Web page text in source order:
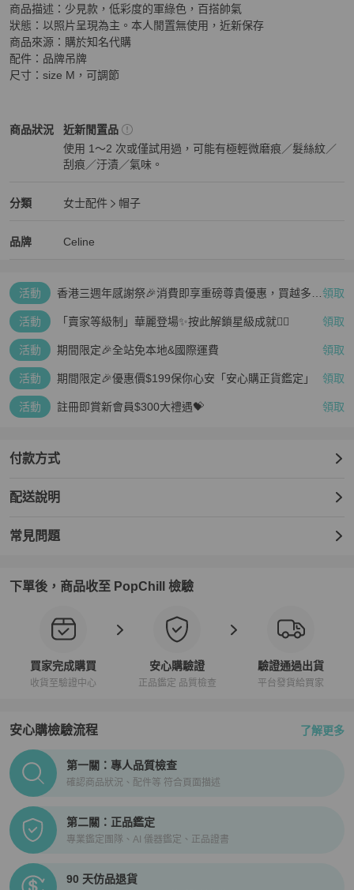
商品描述：少見款，低彩度的軍綠色，百搭帥氣
狀態：以照片呈現為主。本人閒置無使用，近新保存
商品來源：購於知名代購
配件：品牌吊牌
尺寸：size M，可調節
商品狀況
Celine女士配件商品狀態與細節
近新閒置品
使用 1～2 次或僅試用過，可能有極輕微磨痕／髮絲紋／
刮痕／汙漬／氣味。
分類
Celine 女士配件分類資訊
女士配件
帽子
品牌
Celine 女士配件
Celine
Celine 推薦清單
活動
香港三週年感謝祭🎉消費即享重磅尊貴優惠，買越多、 領取
活動 「賣家等級制」華麗登場✨按此解鎖星級成就👆🏻 領取
活動 期間限定🎉全站免本地&國際運費 領取
活動 期間限定🎉優惠價$199保你心安「安心購正貨鑑定」 領取
活動 註冊即賞新會員$300大禮遇💝 領取
付款方式
配送說明
常見問題
下單後，商品收至 PopChill 檢驗
買家完成購買
收貨至驗證中心
安心購驗證
正品鑑定 品質檢查
驗證通過出貨
平台發貨給買家
安心購檢驗流程 了解更多
PopChill拍拍圈正品驗證、安心購檢驗流程介紹
第一關：專人品質檢查
確認商品狀況、配件等 符合頁面描述
第二關：正品鑑定
專業鑑定團隊、AI 儀器鑑定、正品證書
90 天仿品退貨